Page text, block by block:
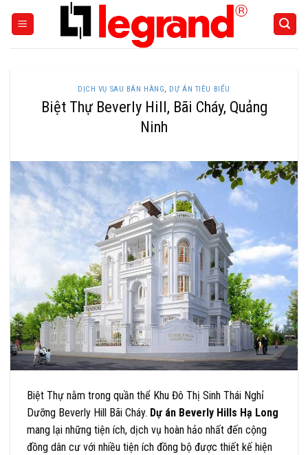
DỊCH VỤ SAU BÁN HÀNG, DỰ ÁN TIÊU BIỂU
Biệt Thự Beverly Hill, Bãi Cháy, Quảng
Ninh
Biệt Thự nằm trong quần thể Khu Đô Thị Sinh Thái Nghỉ
Dưỡng Beverly Hill Bãi Cháy. Dự án Beverly Hills Hạ Long
mang lại những tiện ích, dịch vụ hoàn hảo nhất đến cộng
đồng dân cư với nhiều tiện ích đồng bộ được thiết kế hiện